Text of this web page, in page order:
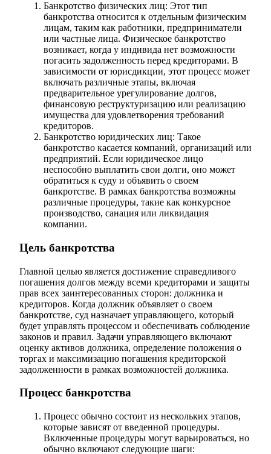
Банкротство физических лиц: Этот тип
банкротства относится к отдельным физическим
лицам, таким как работники, предприниматели
или частные лица. Физическое банкротство
возникает, когда у индивида нет возможности
погасить задолженность перед кредиторами. В
зависимости от юрисдикции, этот процесс может
включать различные этапы, включая
предварительное урегулирование долгов,
финансовую реструктуризацию или реализацию
имущества для удовлетворения требований
кредиторов.
Банкротство юридических лиц: Такое
банкротство касается компаний, организаций или
предприятий. Если юридическое лицо
неспособно выплатить свои долги, оно может
обратиться к суду и объявить о своем
банкротстве. В рамках банкротства возможны
различные процедуры, такие как конкурсное
производство, санация или ликвидация
компании.
Цель банкротства
Главной целью является достижение справедливого
погашения долгов между всеми кредиторами и защиты
прав всех заинтересованных сторон: должника и
кредиторов. Когда должник объявляет о своем
банкротстве, суд назначает управляющего, который
будет управлять процессом и обеспечивать соблюдение
законов и правил. Задачи управляющего включают
оценку активов должника, определение положения о
торгах и максимизацию погашения кредиторской
задолженности в рамках возможностей должника.
Процесс банкротства
Процесс обычно состоит из нескольких этапов,
которые зависят от введенной процедуры.
Включенные процедуры могут варьироваться, но
обычно включают следующие шаги: